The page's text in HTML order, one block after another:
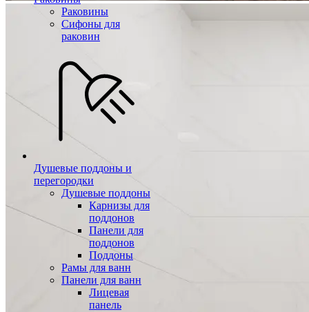
Раковины
Сифоны для
раковин
Душевые поддоны и
перегородки
Душевые поддоны
Карнизы для
поддонов
Панели для
поддонов
Поддоны
Рамы для ванн
Панели для ванн
Лицевая
панель